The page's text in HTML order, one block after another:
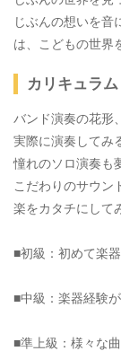
じぶんの想いを音
は、こどもの世界
カリキュラム
バンド演奏の花形
実際に演奏してみ
憧れのソロ演奏も
こだわりのサウン
楽をカタチにして
■初級：初めて楽
■中級：楽器経験
■準上級：様々な